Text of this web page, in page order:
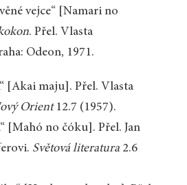
vejce“ [Namari no
. Přel. Vlasta
Odeon, 1971.
[Akai maju]. Přel. Vlasta
Orient12.7 (1957).
[Mahó no čóku]. Přel. Jan
Světová literatura2.6